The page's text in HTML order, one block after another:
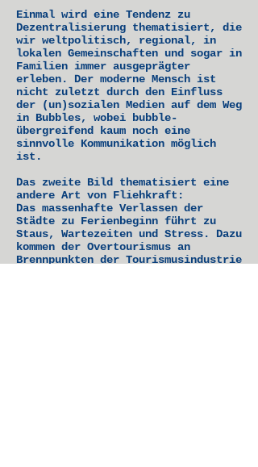
Einmal wird eine Tendenz zu
Dezentralisierung thematisiert, die
wir weltpolitisch, regional, in
lokalen Gemeinschaften und sogar in
Familien immer ausgeprägter
erleben. Der moderne Mensch ist
nicht zuletzt durch den Einfluss
der (un)sozialen Medien auf dem Weg
in Bubbles, wobei bubble-
übergreifend kaum noch eine
sinnvolle Kommunikation möglich
ist.
Das zweite Bild thematisiert eine
andere Art von Fliehkraft:
Das massenhafte Verlassen der
Städte zu Ferienbeginn führt zu
Staus, Wartezeiten und Stress. Dazu
kommen der Overtourismus an
Brennpunkten der Tourismusindustrie